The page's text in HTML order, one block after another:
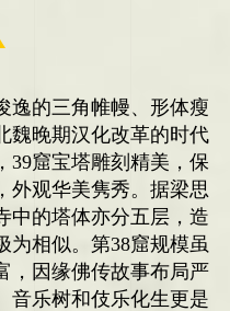
逸的三角帷幔、形体瘦
魏晚期汉化改革的时代
39窟宝塔雕刻精美，保
外观华美隽秀。据梁思
中的塔体亦分五层，造
为相似。第38窟规模虽
，因缘佛传故事布局严
音乐树和伎乐化生更是